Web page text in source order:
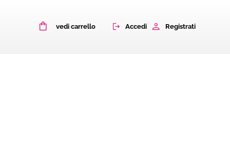
vedi carrello Accedi Registrati